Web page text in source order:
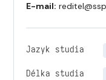
E-mail:
Jazyk studia
Délka studia